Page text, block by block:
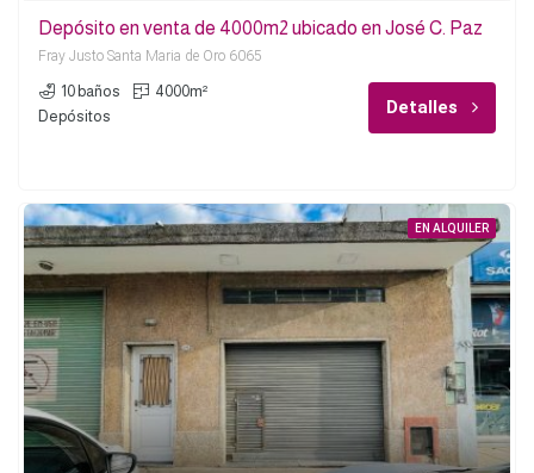
Depósito en venta de 4000m2 ubicado en José C. Paz
Fray Justo Santa Maria de Oro 6065
10 baños
4000m²
Depósitos
Detalles
EN ALQUILER